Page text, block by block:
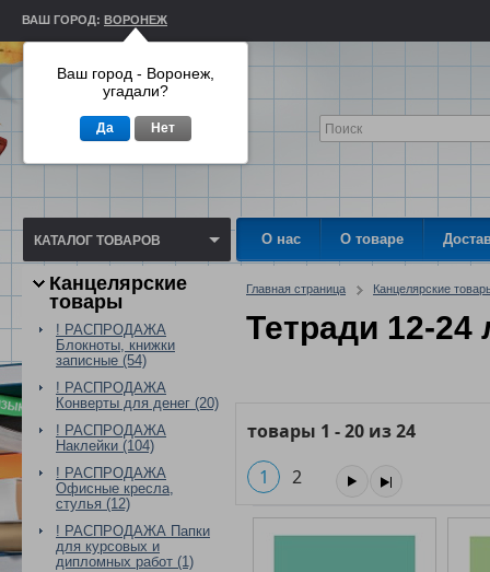
ВАШ ГОРОД: ВОРОНЕЖ
КАТАЛОГ ТОВАРОВ О нас О товаре
Канцелярские
товары
! РАСПРОДАЖА
Блокноты, книжки
записные (54)
! РАСПРОДАЖА
Конверты для денег (20)
! РАСПРОДАЖА
Наклейки (104)
! РАСПРОДАЖА
Офисные кресла,
стулья (12)
! РАСПРОДАЖА Папки
для курсовых и
дипломных работ (1)
Главная страница Канцелярские
Тетради 12-24
товары 1 -20 из24
1
2
Ваш город - Воронеж,
угадали?
Да Нет